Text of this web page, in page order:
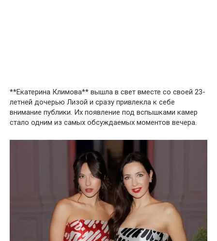
**Екатерина Климова** вышла в свет вместе со своей 23-
летней дочерью Лизой и сразу привлекла к себе
внимание публики. Их появление под вспышками камер
стало одним из самых обсуждаемых моментов вечера.